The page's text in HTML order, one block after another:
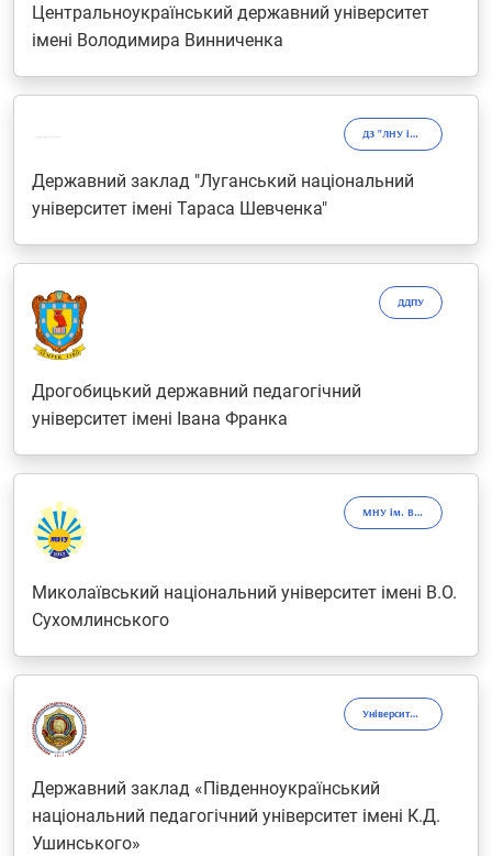
Центральноукраїнський державний університет
імені Володимира Винниченка
ДЗ "ЛНУ імені Тараса Шевченка"
Державний заклад "Луганський національний
університет імені Тараса Шевченка"
ДДПУ
Дрогобицький державний педагогічний
університет імені Івана Франка
МНУ ім. В.О. Сухомлинського
Миколаївський національний університет імені В.О.
Сухомлинського
Університет Ушинського
Державний заклад «Південноукраїнський
національний педагогічний університет імені К.Д.
Ушинського»